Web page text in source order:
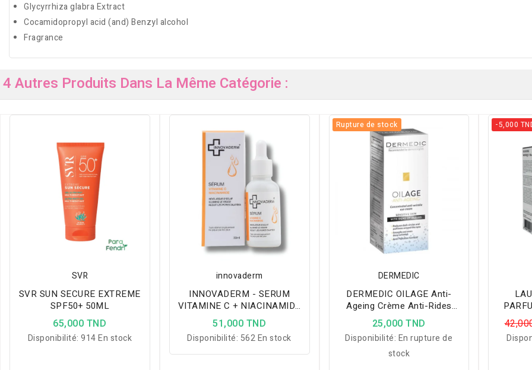
Glycyrrhiza glabra Extract
Cocamidopropyl acid (and) Benzyl alcohol
Fragrance
4 Autres Produits Dans La Même Catégorie :
SVR
SVR SUN SECURE EXTREME
SPF50+ 50ML
65,000 TND
Disponibilité:914 En stock
innovaderm
INNOVADERM - SERUM
VITAMINE C + NIACINAMIDE
30ML
51,000 TND
Disponibilité: 562 En stock
Rupture de stock
DERMEDIC
DERMEDIC OILAGE Anti-
Ageing Crème Anti-Rides
Contour Des Yeux
25,000 TND
Disponibilité: En rupture de
stock
-5,000